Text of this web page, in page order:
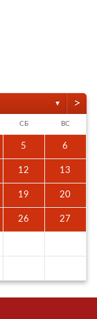
▼ >
СБ ВС
5 6
12 13
19 20
26 27